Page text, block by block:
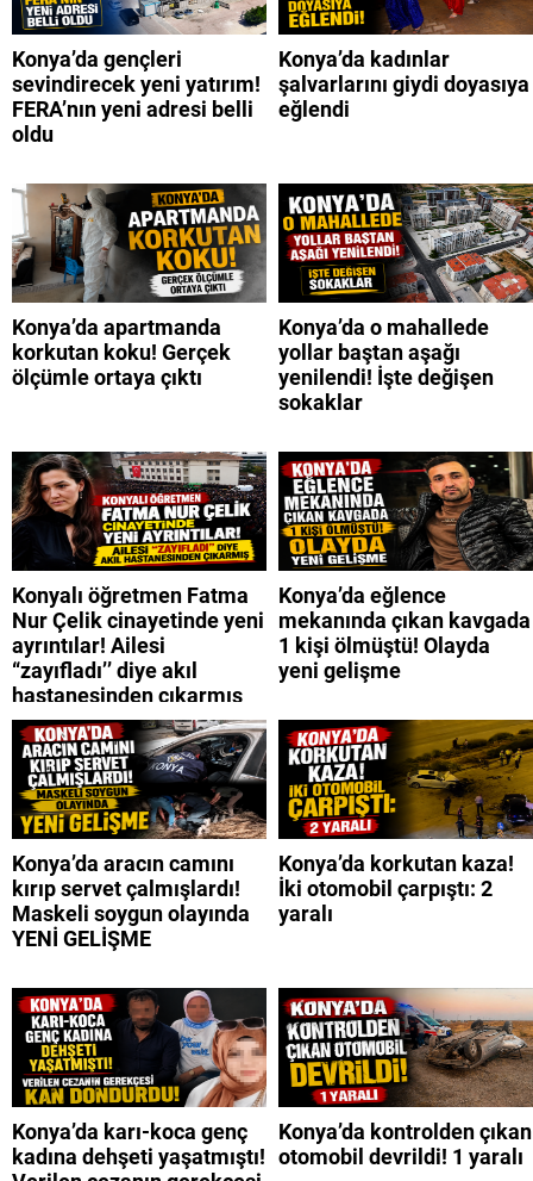
Konya’da gençleri
sevindirecek yeni yatırım!
FERA’nın yeni adresi belli
oldu
Konya’da kadınlar
şalvarlarını giydi doyasıya
eğlendi
Konya’da apartmanda
korkutan koku! Gerçek
ölçümle ortaya çıktı
Konya’da o mahallede
yollar baştan aşağı
yenilendi! İşte değişen
sokaklar
Konyalı öğretmen Fatma
Nur Çelik cinayetinde yeni
ayrıntılar! Ailesi
“zayıfladı’’ diye akıl
hastanesinden çıkarmış
Konya’da eğlence
mekanında çıkan kavgada
1 kişi ölmüştü! Olayda
yeni gelişme
Konya’da aracın camını
kırıp servet çalmışlardı!
Maskeli soygun olayında
YENİ GELİŞME
Konya’da korkutan kaza!
İki otomobil çarpıştı: 2
yaralı
Konya’da karı-koca genç
kadına dehşeti yaşatmıştı!
Konya’da kontrolden çıkan
otomobil devrildi! 1 yaralı